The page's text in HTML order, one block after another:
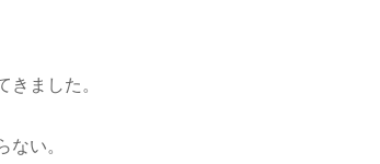
ました。
い。